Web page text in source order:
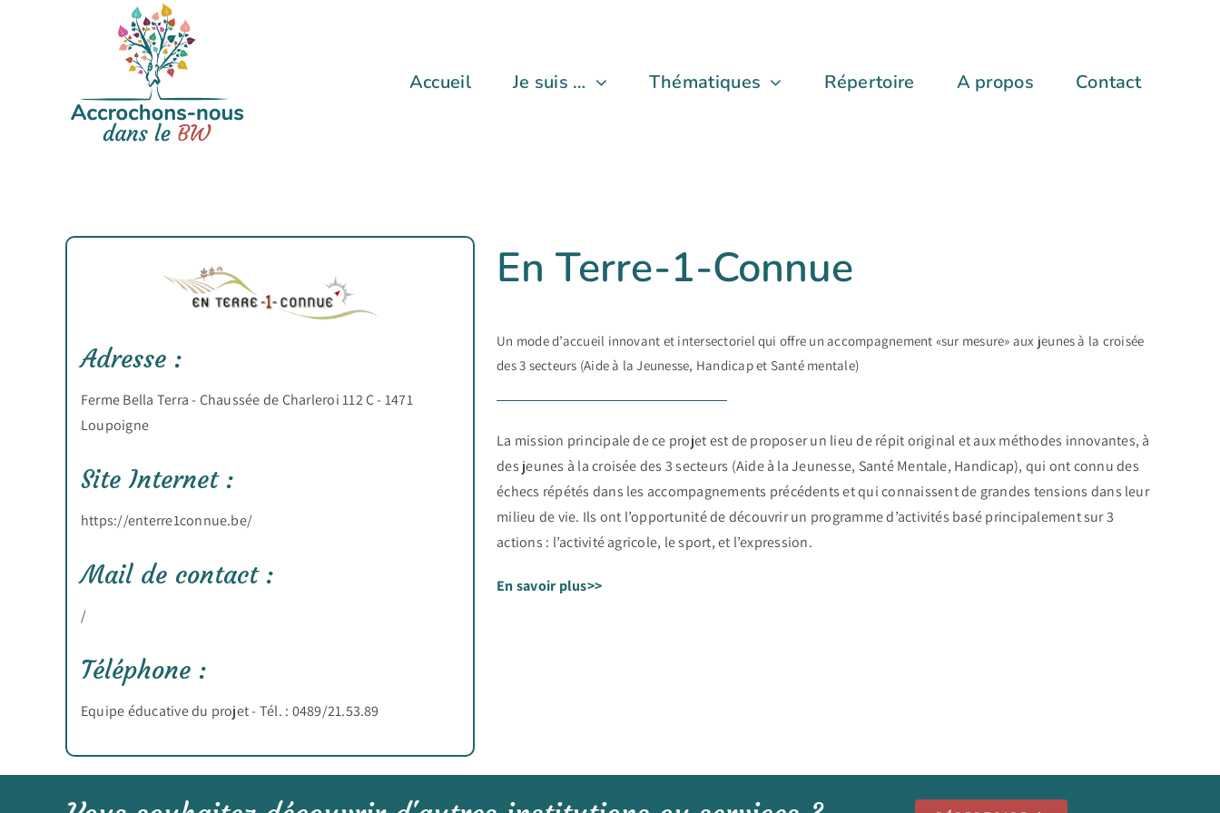
Accueil Je suis … Thématiques Répertoire A propos Contact
Adresse :
Ferme Bella Terra - Chaussée de Charleroi 112 C - 1471
Loupoigne
Site Internet :
https://enterre1connue.be/
Mail de contact :
/
Téléphone :
Equipe éducative du projet - Tél. : 0489/21.53.89
En Terre-1-Connue
Un mode d’accueil innovant et intersectoriel qui offre un accompagnement «sur mesure» aux jeunes à la croisée
des 3 secteurs (Aide à la Jeunesse, Handicap et Santé mentale)
La mission principale de ce projet est de proposer un lieu de répit original et aux méthodes innovantes, à
des jeunes à la croisée des 3 secteurs (Aide à la Jeunesse, Santé Mentale, Handicap), qui ont connu des
échecs répétés dans les accompagnements précédents et qui connaissent de grandes tensions dans leur
milieu de vie. Ils ont l’opportunité de découvrir un programme d’activités basé principalement sur 3
actions : l’activité agricole, le sport, et l’expression.
En savoir plus>>